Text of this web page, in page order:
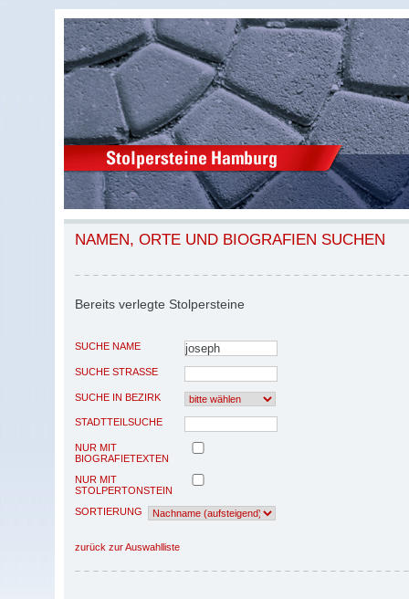
NAMEN, ORTE UND BIOGRAFIEN SUCHEN
Bereits verlegte Stolpersteine
SUCHE NAME
SUCHE STRASSE
SUCHE IN BEZIRK
STADTTEILSUCHE
NUR MIT
BIOGRAFIETEXTEN
NUR MIT
STOLPERTONSTEIN
SORTIERUNG
zurück zur Auswahlliste